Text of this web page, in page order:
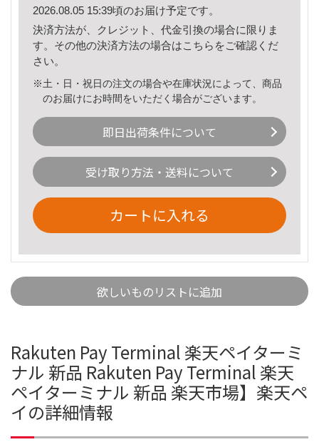
2026.08.05 15:39頃のお届け予定です。
決済方法が、クレジット、代金引換の場合に限りま
す。その他の決済方法の場合はこちら をご確認くだ
さい。
※土・日・祝日の注文の場合や在庫状況によって、商品
のお届けにお時間をいただく場合がございます。
即日出荷条件について
受け取り方法・送料について
カートに入れる
欲しいものリストに追加
Rakuten Pay Terminal 楽天ペイターミ
ナル 新品 Rakuten Pay Terminal 楽天
ペイターミナル 新品 楽天市場】楽天ペ
イの詳細情報